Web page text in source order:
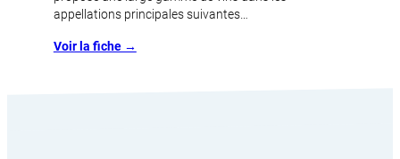
appellations principales suivantes…
Voir la fiche →